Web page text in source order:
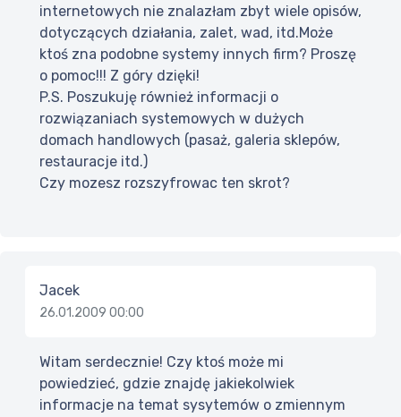
internetowych nie znalazłam zbyt wiele opisów,
dotyczących działania, zalet, wad, itd.Może
ktoś zna podobne systemy innych firm? Proszę
o pomoc!!! Z góry dzięki!
P.S. Poszukuję również informacji o
rozwiązaniach systemowych w dużych
domach handlowych (pasaż, galeria sklepów,
restauracje itd.)
Czy mozesz rozszyfrowac ten skrot?
Jacek
26.01.2009 00:00
Witam serdecznie! Czy ktoś może mi
powiedzieć, gdzie znajdę jakiekolwiek
informacje na temat sysytemów o zmiennym